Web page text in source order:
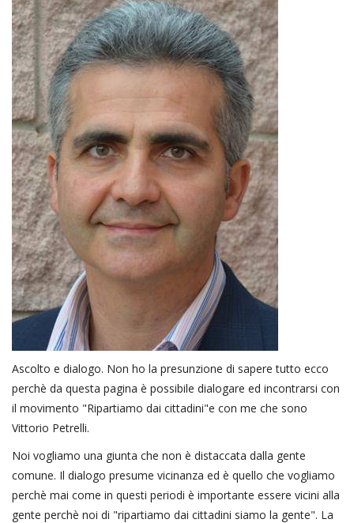
Ascolto e dialogo. Non ho la presunzione di sapere tutto ecco
perchè da questa pagina è possibile dialogare ed incontrarsi con
il movimento "Ripartiamo dai cittadini"e con me che sono
Vittorio Petrelli.
Noi vogliamo una giunta che non è distaccata dalla gente
comune. Il dialogo presume vicinanza ed è quello che vogliamo
perchè mai come in questi periodi è importante essere vicini alla
gente perchè noi di "ripartiamo dai cittadini siamo la gente". La